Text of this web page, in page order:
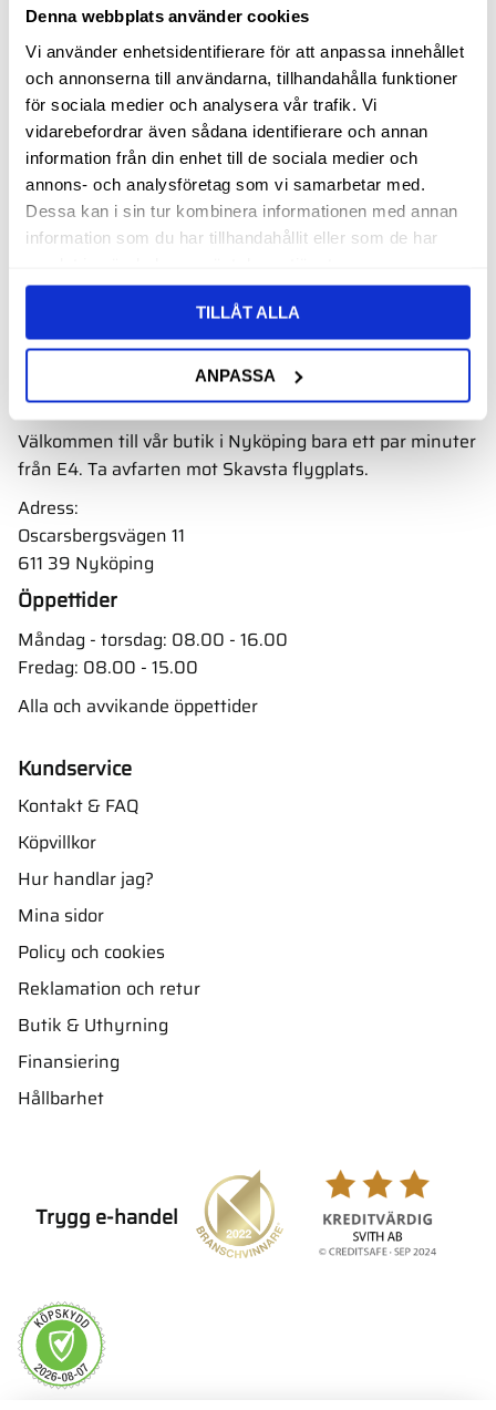
Denna webbplats använder cookies
Vi använder enhetsidentifierare för att anpassa innehållet
och annonserna till användarna, tillhandahålla funktioner
för sociala medier och analysera vår trafik. Vi
vidarebefordrar även sådana identifierare och annan
information från din enhet till de sociala medier och
annons- och analysföretag som vi samarbetar med.
Dessa kan i sin tur kombinera informationen med annan
information som du har tillhandahållit eller som de har
TILLÅT ALLA
ANPASSA
Kontakt
Svith AB
Telefon:0155-332 05
E-post:order@svith.se
Oscarsbergsvägen 11
611 39 Nyköping
Org.nr: 559106-6112
Följ oss
Butik
Välkommen till vår butik i Nyköping bara ett par minuter
från E4. Ta avfarten mot Skavsta flygplats.
Adress:
Oscarsbergsvägen 11
611 39 Nyköping
Öppettider
Måndag - torsdag: 08.00 - 16.00
Fredag: 08.00 - 15.00
Alla och avvikande öppettider
Kundservice
Kontakt & FAQ
Köpvillkor
Hur handlar jag?
Mina sidor
Policy och cookies
Reklamation och retur
Butik & Uthyrning
Finansiering
Hållbarhet
Trygg e-handel